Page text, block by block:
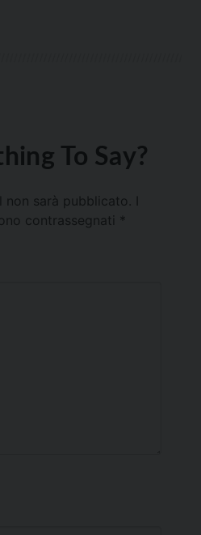
To Say?
non sarà pubblicato.
contrassegnati *